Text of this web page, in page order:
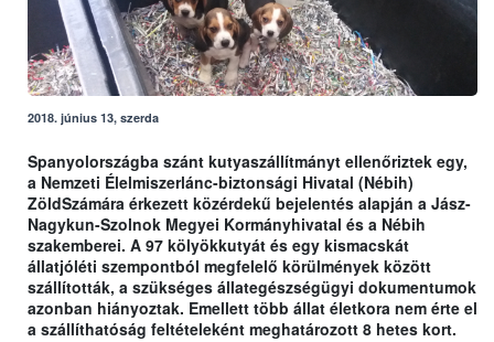
2018. június 13, szerda
Spanyolországba szánt kutyaszállítmányt ellenőriztek egy,
a Nemzeti Élelmiszerlánc-biztonsági Hivatal (Nébih)
ZöldSzámára érkezett közérdekű bejelentés alapján a Jász-
Nagykun-Szolnok Megyei Kormányhivatal és a Nébih
szakemberei. A 97 kölyökkutyát és egy kismacskát
állatjóléti szempontból megfelelő körülmények között
szállították, a szükséges állategészségügyi dokumentumok
azonban hiányoztak. Emellett több állat életkora nem érte el
a szállíthatóság feltételeként meghatározott 8 hetes kort.